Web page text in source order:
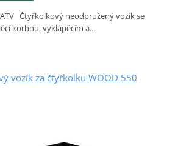
Čtyřkolkový neodpružený vozík se
korbou, vyklápěcím a…
vozík za čtyřkolku WOOD 550